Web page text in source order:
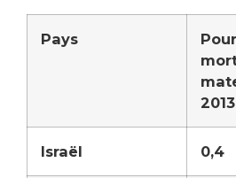
Pays
2013
Israël 0,4